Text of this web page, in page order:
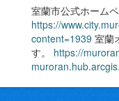
室蘭市公式ホーム
https://
content=1939 室蘭
す。 https://